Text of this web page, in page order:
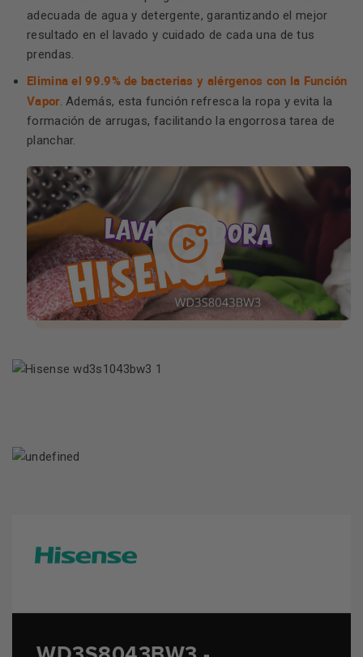
adecuada de agua y detergente, garantizando el mejor
resultado en el lavado y cuidado de cada una de tus
prendas.
Elimina el 99.9% de bacterias y alérgenos con la Función
Vapor. Además, esta función refresca la ropa y evita la
formación de arrugas, facilitando la engorrosa tarea de
planchar.